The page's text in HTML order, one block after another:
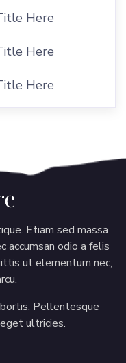
Here
Here
Here
Etiam sed massa
accumsan odio a felis
ut elementum nec,
Pellentesque
ultricies.